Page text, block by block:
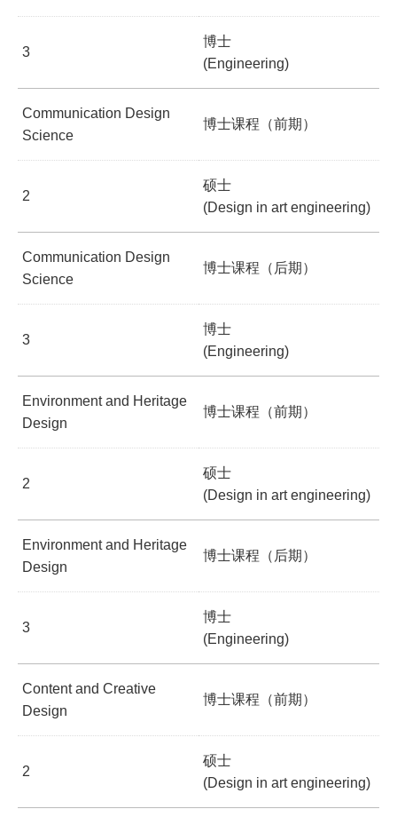
3
博士
(Engineering)
Communication Design
Science
博士课程（前期）
2
硕士
(Design in art engineering)
Communication Design
Science
博士课程（后期）
3
博士
(Engineering)
Environment and Heritage
Design
博士课程（前期）
2
硕士
(Design in art engineering)
Environment and Heritage
Design
博士课程（后期）
3
博士
(Engineering)
Content and Creative
Design
博士课程（前期）
2
硕士
(Design in art engineering)